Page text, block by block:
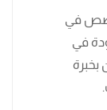
في
في
بخبرة